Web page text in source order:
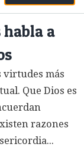
a
virtudes más
Que Dios es
razones